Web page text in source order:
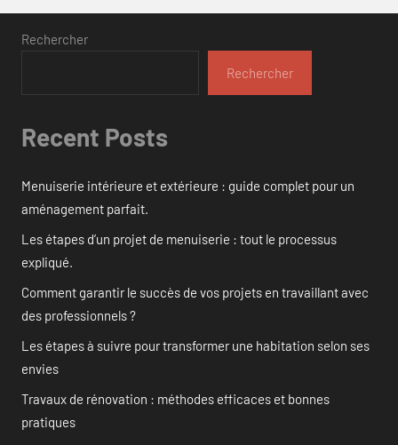
Rechercher
Rechercher
Recent Posts
Menuiserie intérieure et extérieure : guide complet pour un
aménagement parfait.
Les étapes d’un projet de menuiserie : tout le processus
expliqué.
Comment garantir le succès de vos projets en travaillant avec
des professionnels ?
Les étapes à suivre pour transformer une habitation selon ses
envies
Travaux de rénovation : méthodes efficaces et bonnes
pratiques